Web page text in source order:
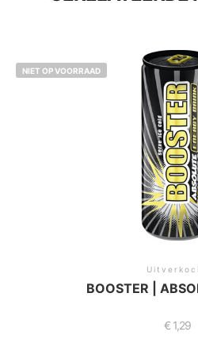
NIET OP VOORRAAD
BOOSTER |
€ 1,29